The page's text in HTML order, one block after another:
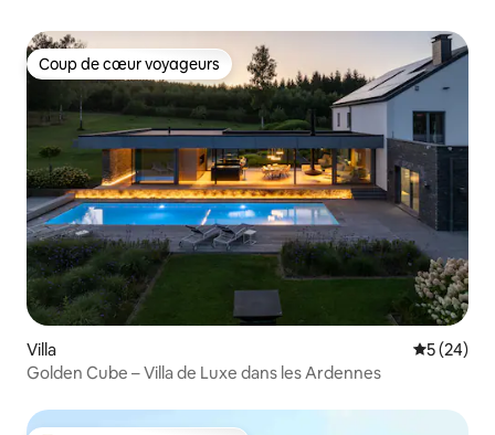
Coup de cœur voyageurs
Coup de cœur voyageurs
Villa
5 (24)
Golden Cube – Villa de Luxe dans les Ardennes